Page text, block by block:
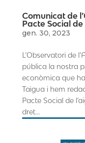
Comunicat de
Pacte Social
gen. 30, 2023
L’Observatori de
pública la nostra
econòmica que
Taigua i hem
Pacte Social de
dret...